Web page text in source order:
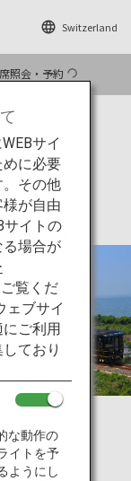
Switzerland
照会・予約
う
ズの音
列車旅
サイ
めに必要
その他
が自由
サイトの
場合が
覧くだ
ェブサイ
にご利用
ており
な動作の
イトを予
ようにし